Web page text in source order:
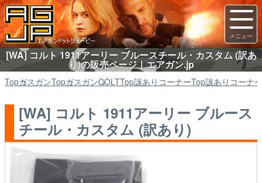
[WA] コルト 1911アーリー ブルースチール・カスタム (訳あ
り)の販売ページ｜エアガン.jp
TopガスガンTopガスガンCOLTTop訳ありコーナーTop訳ありコーナー
[WA] コルト 1911アーリー ブルース
チール・カスタム (訳あり)